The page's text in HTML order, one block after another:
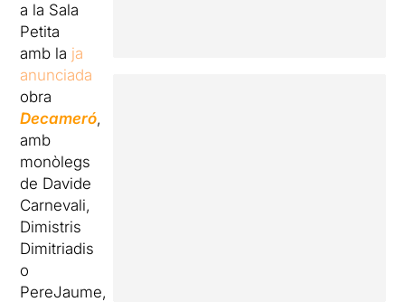
a la Sala
Petita
amb la ja
anunciada
obra
Decameró,
amb
monòlegs
de Davide
Carnevali,
Dimistris
Dimitriadis
o
PereJaume,